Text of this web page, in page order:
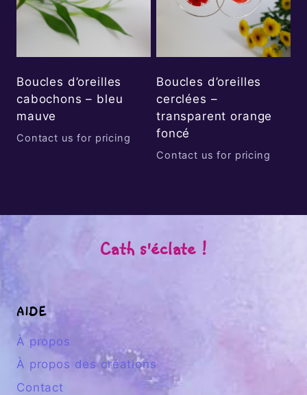
Boucles d’oreilles
cabochons – bleu
mauve
Contact us for pricing
Boucles d’oreilles
cerclées –
transparent orange
foncé
Contact us for pricing
Cath s'éclate !
AIDE
À propos
À propos des créations
Contact